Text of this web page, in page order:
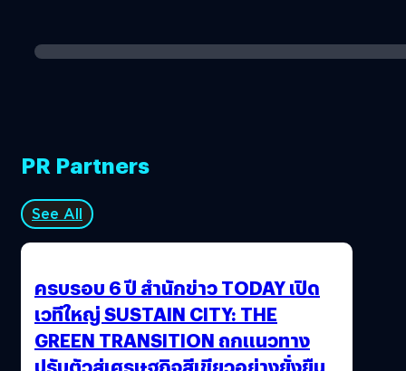
PR Partners
See All
ครบรอบ 6 ปี สำนักข่าว TODAY เปิด
เวทีใหญ่ SUSTAIN CITY: THE
GREEN TRANSITION ถกแนวทาง